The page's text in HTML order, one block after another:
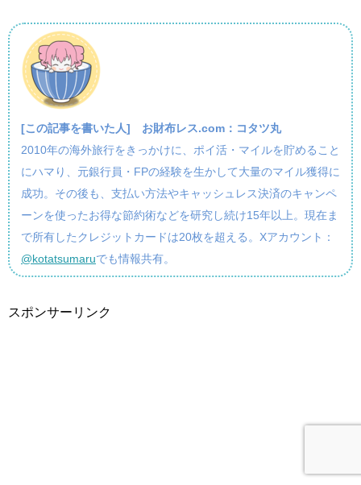
[この記事を書いた人] お財布レス.com：コタツ丸
2010年の海外旅行をきっかけに、ポイ活・マイルを貯めること
にハマり、元銀行員・FPの経験を生かして大量のマイル獲得に
成功。その後も、支払い方法やキャッシュレス決済のキャンペ
ーンを使ったお得な節約術などを研究し続け15年以上。現在ま
で所有したクレジットカードは20枚を超える。Xアカウント：
@kotatsumaruでも情報共有。
スポンサーリンク